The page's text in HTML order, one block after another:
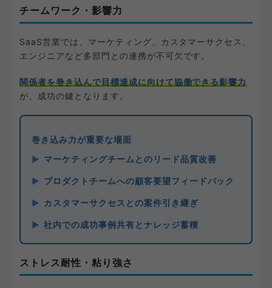
チームワーク・影響力
SaaS営業では、マーケティング、カスタマーサクセス、
エンジニアなど多部門との連携が不可欠です。
関係者を巻き込んで目標達成に向けて協働できる影響力
が、成功の鍵となります。
巻き込み力が重要な場面
マーケティングチームとのリード品質改善
プロダクトチームへの顧客要望フィードバック
カスタマーサクセスとの案件引き継ぎ
社内での成功事例共有とナレッジ蓄積
ストレス耐性・粘り強さ